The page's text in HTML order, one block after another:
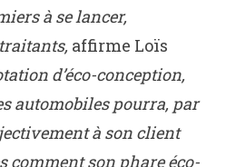
à se lancer,
affirme Loïs
d’éco-conception,
automobiles pourra, par
à son client
comment son phare éco-